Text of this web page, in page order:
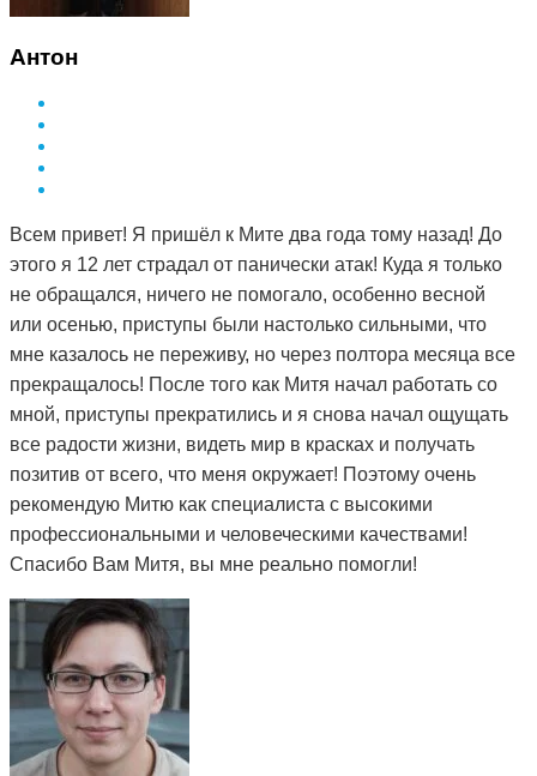
опытного специалиста наткнулась. А ещё говорят, что
Антон
Всем привет! Я пришёл к Мите два года тому назад! До
этого я 12 лет страдал от панически атак! Куда я только
не обращался, ничего не помогало, особенно весной
или осенью, приступы были настолько сильными, что
мне казалось не переживу, но через полтора месяца все
прекращалось! После того как Митя начал работать со
мной, приступы прекратились и я снова начал ощущать
все радости жизни, видеть мир в красках и получать
позитив от всего, что меня окружает! Поэтому очень
рекомендую Митю как специалиста с высокими
профессиональными и человеческими качествами!
Спасибо Вам Митя, вы мне реально помогли!